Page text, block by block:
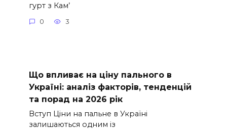
гурт з Кам’
0 3
Що впливає на ціну пального в
Україні: аналіз факторів, тенденцій
та порад на 2026 рік
Вступ Ціни на пальне в Україні
залишаються одним із